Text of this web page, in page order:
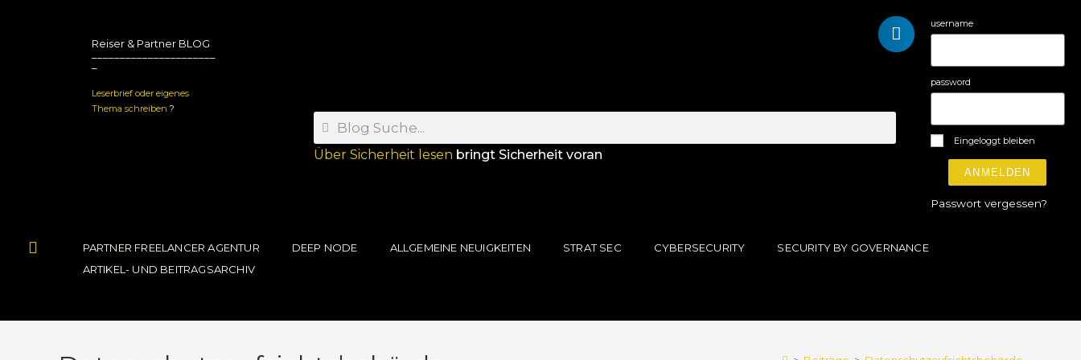
Reiser & Partner BLOG
Leserbrief oder eigenes
Thema schreiben ?
Über Sicherheit lesen bringt Sicherheit voran
username
password
Eingeloggt bleiben
ANMELDEN
Passwort vergessen?
PARTNER FREELANCER AGENTUR DEEP NODE ALLGEMEINE NEUIGKEITEN STRAT SEC CYBERSECURITY
SECURITY BY GOVERNANCE
ARTIKEL- UND BEITRAGSARCHIV